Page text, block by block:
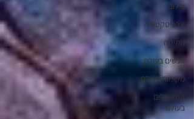
צילום
ארכיטקטורה
מוזיקה
אנשים בעולם
מקומות בעולם
פסטיבלים
בעולם